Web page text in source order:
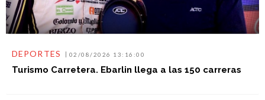
DEPORTES 02/08/2026 13:16:00
Turismo Carretera. Ebarlin llega a las 150 carreras